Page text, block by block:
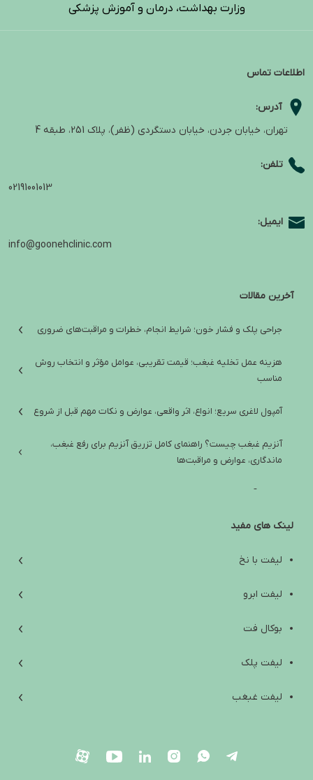
وزارت بهداشت، درمان و آموزش پزشکی
اطلاعات تماس
آدرس:
تهران، خیابان جردن، خیابان دستگردی (ظفر)، پلاک 251، طبقه 4
تلفن:
02191001013
ایمیل:
info@goonehclinic.com
آخرین مقالات
جراحی پلک و فشار خون؛ شرایط انجام، خطرات و مراقبت‌های ضروری
هزینه عمل تخلیه غبغب؛ قیمت تقریبی، عوامل مؤثر و انتخاب روش
مناسب
آمپول لاغری سریع؛ انواع، اثر واقعی، عوارض و نکات مهم قبل از شروع
آنزیم غبغب چیست؟ راهنمای کامل تزریق آنزیم برای رفع غبغب،
ماندگاری، عوارض و مراقبت‌ها
تفاوت آمپول لاغری ایرانی و خارجی؛ راهنمای انتخاب ایمن و واقع‌بینانه
آب کردن غبغب: از علت‌ها و تمرین‌های خانگی تا روش‌های کلینیکی مؤثر
افتادگی پوست زیر چانه؛ علت‌ها، راه‌های درمان و انتخاب بهترین روش
بهترین آمپول لاغری خارجی؛ راهنمای انتخاب ایمن بین اوزمپیک،
Effects, Contraindications, and Safety Tips
نکات ایمنی
لینک های مفید
لیفت با نخ
لیفت ابرو
بوکال فت
لیفت پلک
لیفت غبغب